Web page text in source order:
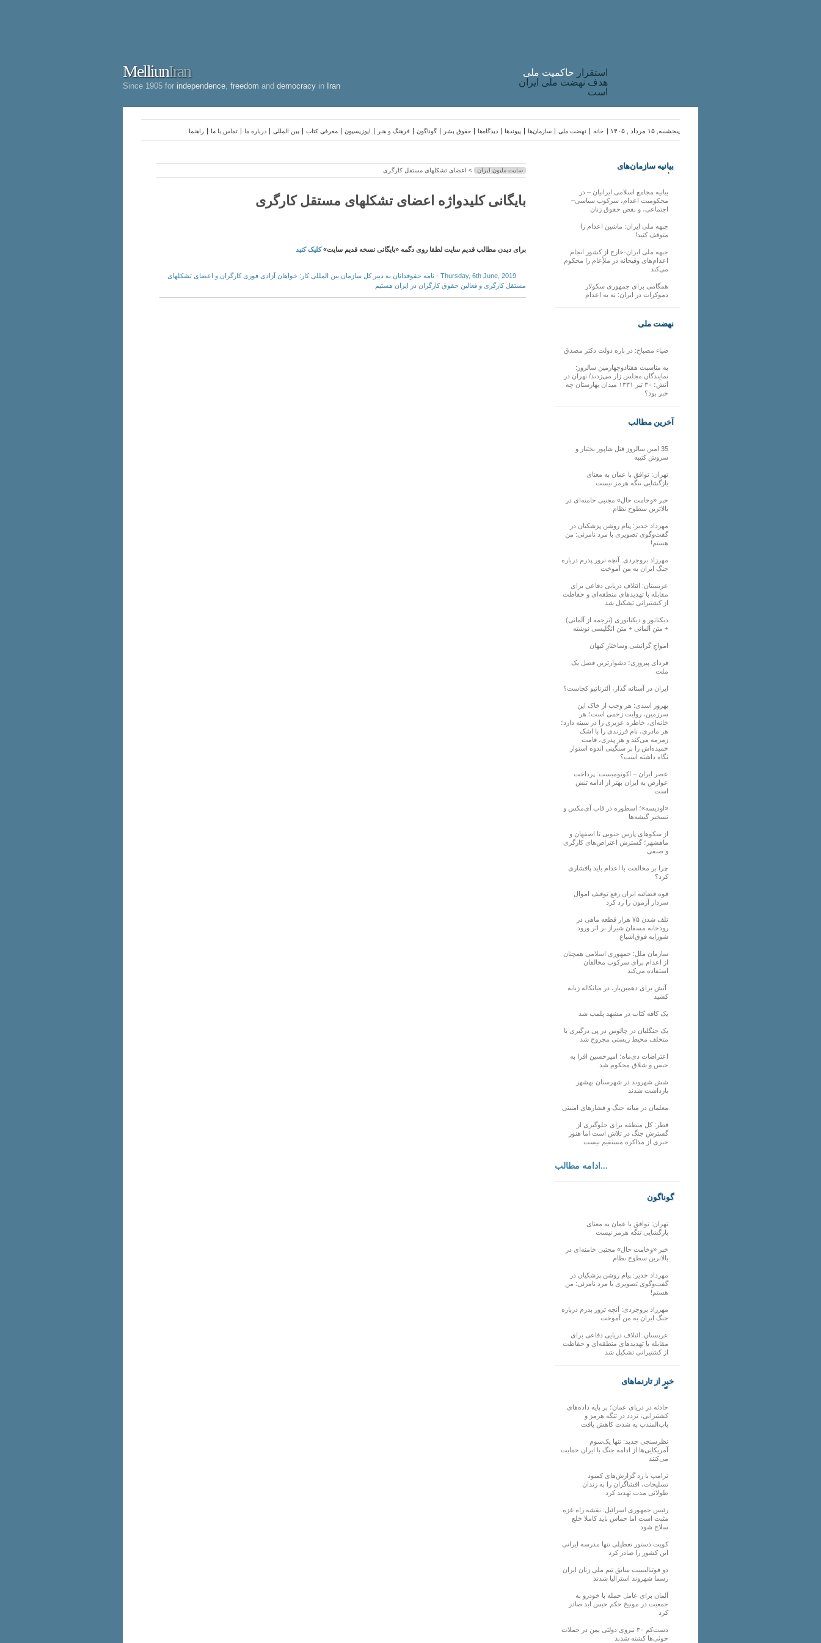
MelliunIran
Since 1905 for independence freedom and democracy in Iran
استقرار حاکميت ملی
هدف نهضت ملی ایران
است
راهنما تماس با ما درباره ما بین المللی معرفی کتاب اپوزیسیون فرهنگ و هنر گوناگون حقوق بشر دیدگاه‌ها پیوندها سازمان‌ها نهضت ملی خانه پنجشنبه, ۱۵ مرداد , ۱۴۰۵ |
سایت ملیون ایران > اعضای تشکلهای مستقل کارگری
بایگانی کلیدواژه اعضای تشکلهای مستقل کارگری
برای دیدن مطالب قدیم سایت لطفا روی دگمه «بایگانی نسخه قدیم سایت»کلیک کنید
Thursday, 6th June, 2019 - نامه حقوقدانان به دبیر کل سازمان بین المللی کار: خواهان آزادی فوری کارگران و اعضای تشکلهای
مستقل کارگری و فعالین حقوق کارگران در ایران هستیم
بیانیه سازمان‌های
ملی
بیانیه مجامع اسلامی ایرانیان – در
محکومیت اعدام، سرکوب سیاسی–
اجتماعی، و نقض حقوق زنان
جبهه ملی ایران: ماشین اعدام را
متوقف کنید!
جبهه ملی ایران-خارج از کشور انجام
اعدام‌های وقیحانه در ملأِعام را محکوم
می‌کند
همگامی برای جمهوری سکولار
دموکرات در ایران: نه به اعدام
نهضت ملی
ضیاء مصباح: در باره دولت دکتر مصدق
به مناسبت هفتادوچهارمین سالروز:
نمایندگان مجلس زار می‌زدند/ تهران در
آتش؛ ۳۰ تیر ۱۳۳۱ میدان بهارستان چه
خبر بود؟
آخرین مطالب
35 امین سالروز قتل شاپور بختیار و
سروش کتیبه
تهران: توافق با عمان به معنای
بازگشایی تنگه هرمز نیست
خبر «وخامت حال» مجتبی خامنه‌ای در
بالاترین سطوح نظام
مهرداد خدیر: پیام روشن پزشکیان در
گفت‌و‌گوی تصویری با مرد نامرئی: من
هستم!
مهرزاد بروجردی: آنچه ترور پدرم درباره
جنگ ایران به من آموخت
عربستان: ائتلاف دریایی دفاعی برای
مقابله با تهدیدهای منطقه‌ای و حفاظت
از کشتیرانی تشکیل شد
دیکتاتور و دیکتاتوری (ترجمه از آلمانی)
+ متن آلمانی + متن انگلیسی نوشته
‌امواجِ گرانشی وساختارِ کیهان
فردای پیروزی؛ دشوارترین فصل یک
ملت
ایران در آستانه گذار، آلترناتیو کجاست؟
بهروز اسدی: هر وجب از خاک‌ این
سرزمین، روایت زخمی است؛ هر
خانه‌ای، خاطره عزیزی را در سینه دارد؛
هر مادری، نام فرزندی را با اشک
زمزمه می‌کند و هر پدری، قامت
خمیده‌اش را بر سنگینی اندوه استوار
نگاه داشته است؟
عصر ایران – اکونومیست: پرداخت
عوارض به ایران بهتر از ادامه تنش
است
«اودیسه»؛ اسطوره در قاب آی‌مکس و
تسخیر گیشه‌ها
از سکوهای پارس جنوبی تا اصفهان و
ماهشهر؛ گسترش اعتراض‌های کارگری
و صنفی
چرا بر مخالفت با اعدام باید پافشاری
کرد؟
قوه قضائیه ایران رفع توقیف اموال
سردار آزمون را رد کرد
تلف شدن ۷۵ هزار قطعه ماهی در
رودخانه مسقان شیراز بر اثر ورود
شورابه فوق‌اشباع
سازمان ملل: جمهوری اسلامی همچنان
از اعدام برای سرکوب مخالفان
استفاده می‌کند
آتش برای دهمین‌بار، در میانکاله زبانه
کشید
یک کافه کتاب در مشهد پلمب شد
یک جنگلبان در چالوس در پی درگیری با
متخلف محیط زیستی مجروح شد
اعتراضات دی‌ماه؛ امیرحسین افرا به
حبس و شلاق محکوم شد
شش شهروند در شهرستان بهشهر
بازداشت شدند
معلمان در میانه جنگ و فشارهای امنیتی
قطر: کل منطقه برای جلوگیری از
گسترش جنگ در تلاش است اما هنوز
خبری از مذاکره مستقیم نیست
ادامه مطالب...
گوناگون
تهران: توافق با عمان به معنای
بازگشایی تنگه هرمز نیست
خبر «وخامت حال» مجتبی خامنه‌ای در
بالاترین سطوح نظام
مهرداد خدیر: پیام روشن پزشکیان در
گفت‌و‌گوی تصویری با مرد نامرئی: من
هستم!
مهرزاد بروجردی: آنچه ترور پدرم درباره
جنگ ایران به من آموخت
عربستان: ائتلاف دریایی دفاعی برای
مقابله با تهدیدهای منطقه‌ای و حفاظت
از کشتیرانی تشکیل شد
خبر از تارنماهای
دیگر
حادثه در دریای عمان؛ بر پایه داده‌های
کشتیرانی، تردد در تنگه هرمز و
باب‌المندب به شدت کاهش یافت
نظرسنجی جدید: تنها یک‌سوم
آمریکایی‌ها از ادامه جنگ با ایران حمایت
می‌کنند
ترامپ با رد گزارش‌های کمبود
تسلیحات، افشاگران را به زندان
طولانی مدت تهدید کرد
رئیس‌ جمهوری اسرائیل: نقشه راه غزه
مثبت است اما حماس باید کاملا خلع
سلاح شود
کویت دستور تعطیلی تنها مدرسه ایرانی
این کشور را صادر کرد
دو فوتبالیست سابق تیم ملی زنان ایران
رسما شهروند استرالیا شدند
آلمان برای عامل حمله با خودرو به
جمعیت در مونیخ حکم حبس ابد صادر
کرد
دست‌کم ۳۰ نیروی دولتی یمن در حملات
حوثی‌ها کشته شدند